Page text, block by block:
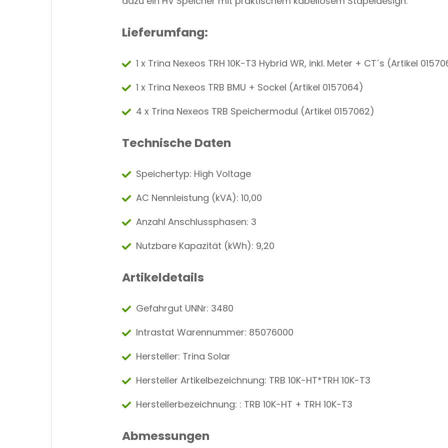
Lieferumfang:
1 x Trina Nexeos TRH 10K-T3 Hybrid WR, inkl. Meter + CT´s (Artikel
1 x Trina Nexeos TRB BMU + Sockel (Artikel 0157064)
4 x Trina Nexeos TRB Speichermodul (Artikel 0157062)
Technische Daten
Speichertyp: High Voltage
AC Nennleistung (kVA): 10,00
Anzahl Anschlussphasen: 3
Nutzbare Kapazität (kWh): 9,20
Artikeldetails
Gefahrgut UNNr: 3480
Intrastat Warennummer: 85076000
Hersteller: Trina Solar
Hersteller Artikelbezeichnung: TRB 10K-HT*TRH 10K-T3
Herstellerbezeichnung: : TRB 10K-HT + TRH 10K-T3
Abmessungen